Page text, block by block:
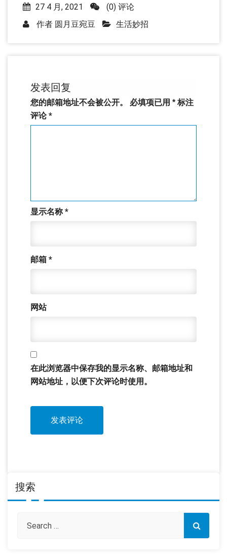
27 4 月, 2021
(0) 评论
作者 圆月豆宛豆 生活妙招
发表回复
您的邮箱地址不会被公开。 必填项已用 * 标注
评论*
显示名称*
邮箱 *
网站
在此浏览器中保存我的显示名称、邮箱地址和
网站地址，以便下次评论时使用。
搜索